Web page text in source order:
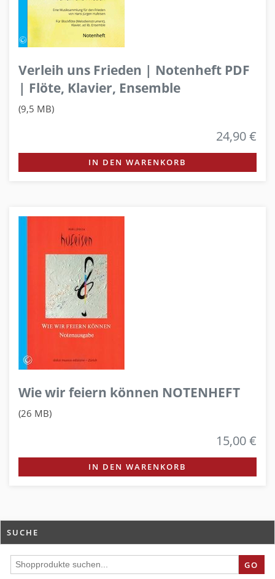
Verleih uns Frieden | Notenheft PDF
| Flöte, Klavier, Ensemble
(9,5 MB)
24,90 €
IN DEN WARENKORB
Wie wir feiern können NOTENHEFT
(26 MB)
15,00 €
IN DEN WARENKORB
SUCHE
GO